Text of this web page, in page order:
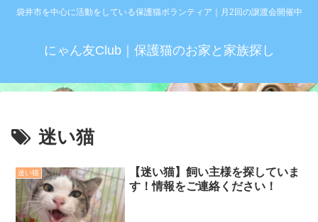
袋井市を中心に活動をしている保護猫ボランティア｜月2回の譲渡会開催中
にゃん友Club｜保護猫のお家と家族探し
迷い猫
迷い猫
【迷い猫】飼い主様を探していま
す！情報をご連絡ください！